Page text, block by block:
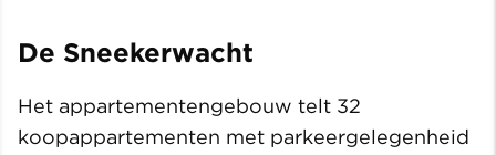
De Sneekerwacht
Het appartementengebouw telt 32
koopappartementen met parkeergelegenheid